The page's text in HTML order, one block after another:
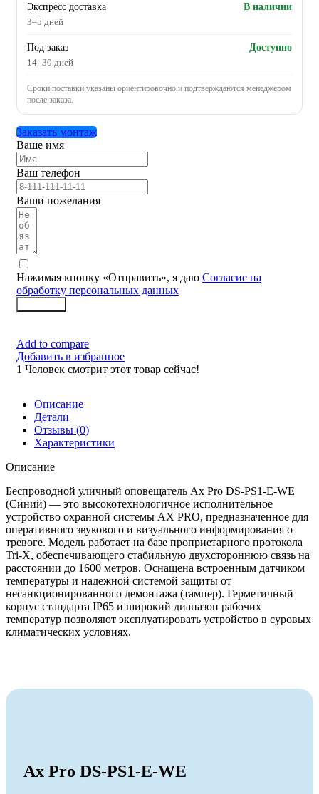
Экспресс доставка
В наличии
3–5 дней
Под заказ
Доступно
14–30 дней
Сроки поставки указаны ориентировочно и подтверждаются менеджером
после заказа.
Заказать монтаж
Ваше имя
Ваш телефон
Ваши пожелания
Нажимая кнопку «Отправить», я даю Согласие на
обработку персональных данных
Add to compare
Добавить в избранное
1 Человек смотрит этот товар сейчас!
Описание
Детали
Отзывы (0)
Характеристики
Описание
Беспроводной уличный оповещатель Ax Pro DS-PS1-E-WE
(Синий) — это высокотехнологичное исполнительное
устройство охранной системы AX PRO, предназначенное для
оперативного звукового и визуального информирования о
тревоге. Модель работает на базе проприетарного протокола
Tri-X, обеспечивающего стабильную двухстороннюю связь на
расстоянии до 1600 метров. Оснащена встроенным датчиком
температуры и надежной системой защиты от
несанкционированного демонтажа (тампер). Герметичный
корпус стандарта IP65 и широкий диапазон рабочих
температур позволяют эксплуатировать устройство в суровых
климатических условиях.
Ax Pro DS-PS1-E-WE